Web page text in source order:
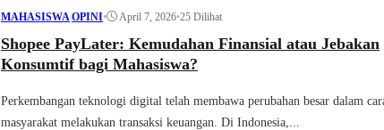
MAHASISWA|OPINI• April 7, 2026•25 Dilihat
Shopee PayLater: Kemudahan Finansial atau Jebakan
Konsumtif bagi Mahasiswa?
Perkembangan teknologi digital telah membawa perubahan besar dalam
masyarakat melakukan transaksi keuangan. Di Indonesia,...